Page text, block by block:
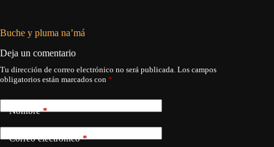
Buche y pluma na’má
Deja un comentario
Tu dirección de correo electrónico no será publicada. Los campos
obligatorios están marcados con *
Nombre*
Correo electrónico*